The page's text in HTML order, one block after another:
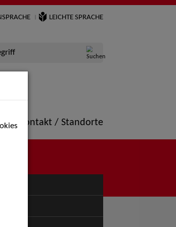
LEICHTE SPRACHE
Kontakt / Standorte